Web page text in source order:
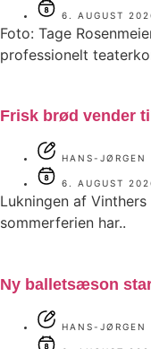
6. AUGUST
Foto: Tage
professionelt
Frisk brød vender
HANS-JØRGEN
6. AUGUST
Lukningen af
sommerferien har..
Ny balletsæson
HANS-JØRGEN